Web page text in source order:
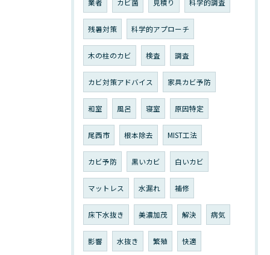
業者 カビ菌 見積り 科学的調査
残暑対策 科学的アプローチ
木の柱のカビ 検査 調査
カビ対策アドバイス 家具カビ予防
和室 風呂 寝室 原因特定
尾西市 根本除去 MIST工法
カビ予防 黒いカビ 白いカビ
マットレス 水漏れ 補修
床下水抜き 美濃加茂 解決 病気
影響 水抜き 繁殖 快適